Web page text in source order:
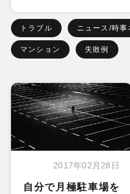
トラブル ニュース/時事
マンション 失敗例
2017年02月28日
自分で月極駐車場を